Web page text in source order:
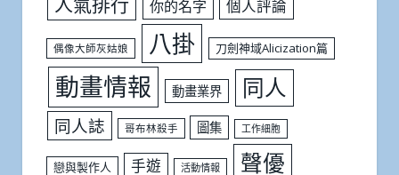
你的名字 個人評論
偶像大師灰姑娘 八掛 刀劍神域Alicization篇
動畫情報 動畫業界 同人
同人誌 哥布林殺手 圖集 工作細胞
戀與製作人 手遊 活動情報 聲優